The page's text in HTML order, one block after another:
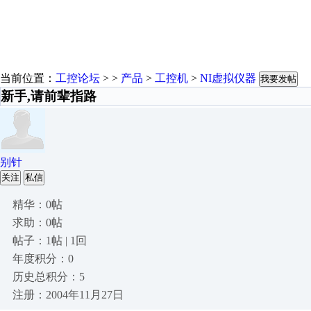
当前位置： 工控论坛 > > 产品 > 工控机 > NI虚拟仪器 我要发帖
新手,请前辈指路
别针
关注 私信
精华：0帖
求助：0帖
帖子：1帖 | 1回
年度积分：0
历史总积分：5
注册：2004年11月27日